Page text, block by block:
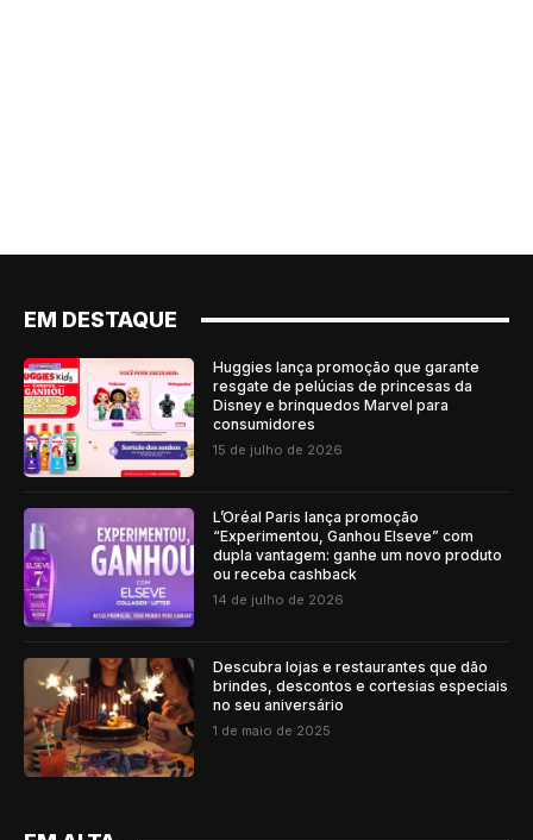
EM DESTAQUE
Huggies lança promoção que garante
resgate de pelúcias de princesas da
Disney e brinquedos Marvel para
consumidores
15 de julho de 2026
L’Oréal Paris lança promoção
“Experimentou, Ganhou Elseve” com
dupla vantagem: ganhe um novo produto
ou receba cashback
14 de julho de 2026
Descubra lojas e restaurantes que dão
brindes, descontos e cortesias especiais
no seu aniversário
1 de maio de 2025